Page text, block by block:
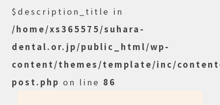
$description_title in
/home/xs365575/suhara-
dental.or.jp/public_html/wp-
content/themes/template/inc/
post.php on line 86